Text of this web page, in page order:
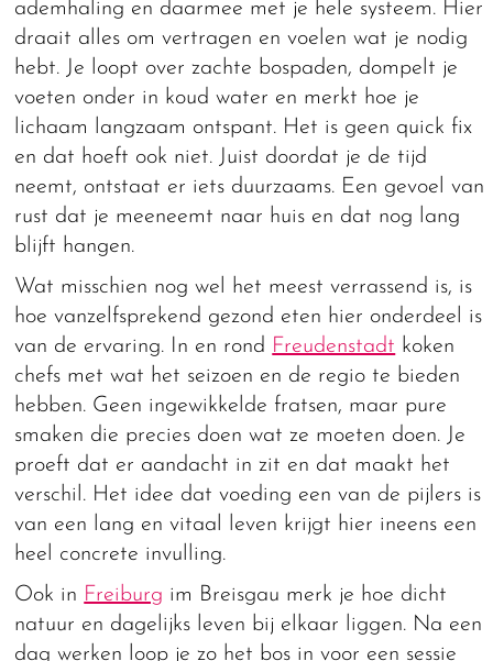
ademhaling en daarmee met je hele systeem. Hier
draait alles om vertragen en voelen wat je nodig
hebt. Je loopt over zachte bospaden, dompelt je
voeten onder in koud water en merkt hoe je
lichaam langzaam ontspant. Het is geen quick fix
en dat hoeft ook niet. Juist doordat je de tijd
neemt, ontstaat er iets duurzaams. Een gevoel van
rust dat je meeneemt naar huis en dat nog lang
blijft hangen.
Wat misschien nog wel het meest verrassend is, is
hoe vanzelfsprekend gezond eten hier onderdeel is
van de ervaring. In en rond Freudenstadt koken
chefs met wat het seizoen en de regio te bieden
hebben. Geen ingewikkelde fratsen, maar pure
smaken die precies doen wat ze moeten doen. Je
proeft dat er aandacht in zit en dat maakt het
verschil. Het idee dat voeding een van de pijlers is
van een lang en vitaal leven krijgt hier ineens een
heel concrete invulling.
Ook in Freiburg im Breisgau merk je hoe dicht
natuur en dagelijks leven bij elkaar liggen. Na een
dag werken loop je zo het bos in voor een sessie